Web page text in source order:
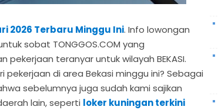
2026 Terbaru Minggu Ini. Info lowongan
sobat TONGGOS.COM yang
teranyar untuk wilayah BEKASI.
di area Bekasi minggu ini? Sebagai
sebelumnya juga sudah kami sajikan
lain, seperti loker kuningan terkini